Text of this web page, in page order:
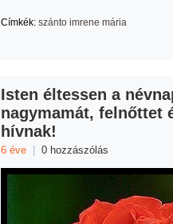
Címkék: szánto imrene mária
Isten éltessen a
nagymamát, felnőttet
hívnak!
6 éve 0 hozzászólás